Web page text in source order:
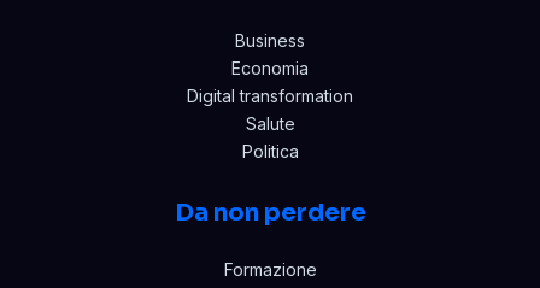
Business
Economia
Digital transformation
Salute
Politica
Da non perdere
Formazione